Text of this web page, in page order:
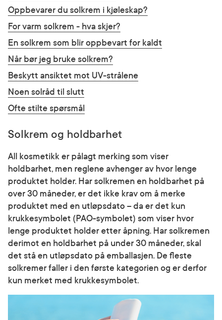
Oppbevarer du solkrem i kjøleskap?
For varm solkrem - hva skjer?
En solkrem som blir oppbevart for kaldt
Når bør jeg bruke solkrem?
Beskytt ansiktet mot UV-strålene
Noen solråd til slutt
Ofte stilte spørsmål
Solkrem og holdbarhet
All kosmetikk er pålagt merking som viser
holdbarhet, men reglene avhenger av hvor lenge
produktet holder. Har solkremen en holdbarhet på
over 30 måneder, er det ikke krav om å merke
produktet med en utløpsdato – da er det kun
krukkesymbolet (PAO-symbolet) som viser hvor
lenge produktet holder etter åpning. Har solkremen
derimot en holdbarhet på under 30 måneder, skal
det stå en utløpsdato på emballasjen. De fleste
solkremer faller i den første kategorien og er derfor
kun merket med krukkesymbolet.